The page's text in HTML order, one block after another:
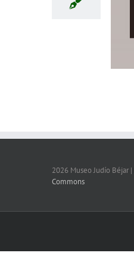
2026 Museo Judío Béjar |
Commons